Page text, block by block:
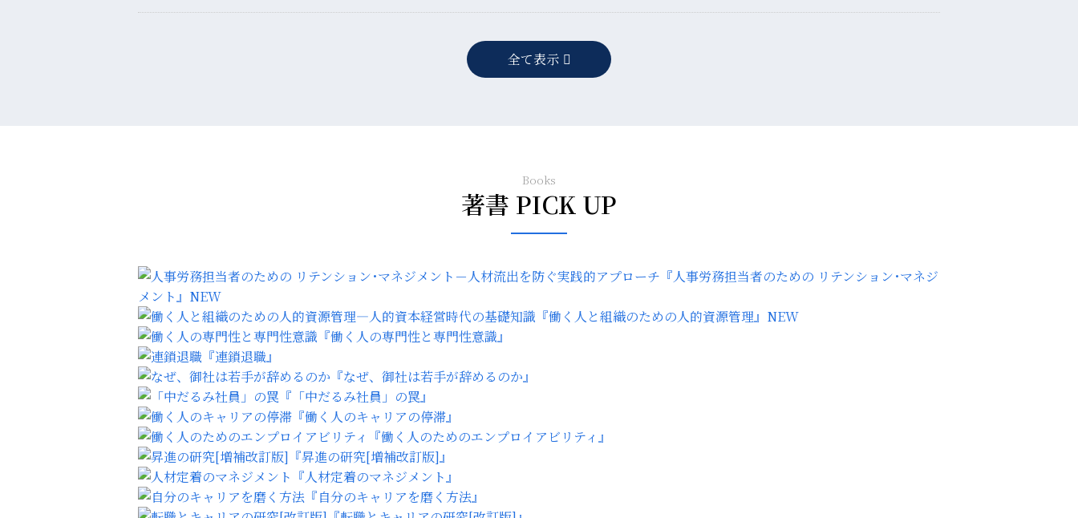
全て表示
Books
著書 PICK UP
『人事労務担当者のための リテンション･マネジ
メント』 NEW
『働く人と組織のための人的資源管理』 NEW
『働く人の専門性と専門性意識』
『連鎖退職』
『なぜ、御社は若手が辞めるのか』
『「中だるみ社員」の罠』
『働く人のキャリアの停滞』
『働く人のためのエンプロイアビリティ』
『昇進の研究[増補改訂版]』
『人材定着のマネジメント』
『自分のキャリアを磨く方法』